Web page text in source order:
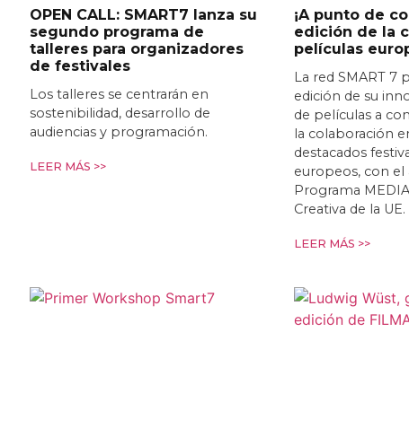
OPEN CALL: SMART7 lanza su
segundo programa de
talleres para organizadores
de festivales
Los talleres se centrarán en
sostenibilidad, desarrollo de
audiencias y programación.
LEER MÁS >>
¡A punto de
edición de la
películas
La red SMART 7
edición de su
de películas a
la colaboración
destacados
europeos, con el
Programa
Creativa de la UE.
LEER MÁS >>